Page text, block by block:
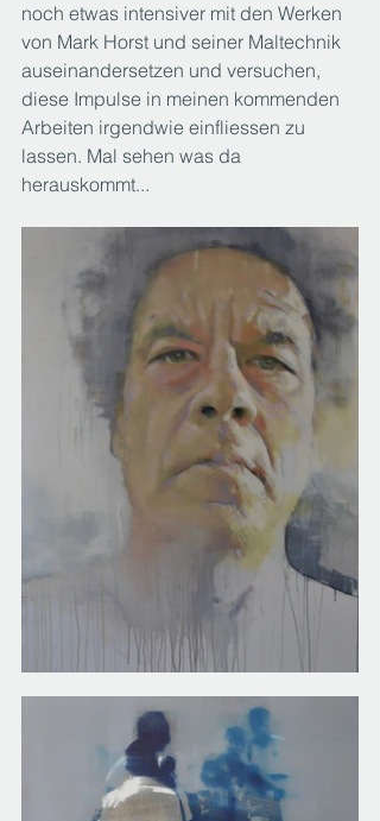
noch etwas intensiver mit den Werken
von Mark Horst und seiner Maltechnik
auseinandersetzen und versuchen,
diese Impulse in meinen kommenden
Arbeiten irgendwie einfliessen zu
lassen. Mal sehen was da
herauskommt...